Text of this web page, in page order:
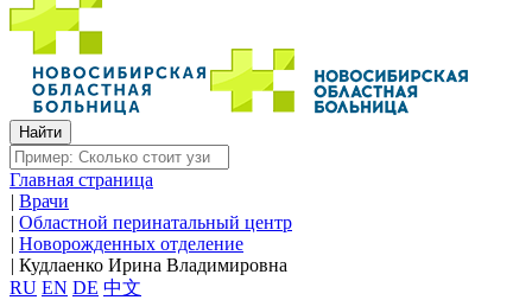
Главная страница
| Врачи
| Областной перинатальный центр
| Новорожденных отделение
| Кудлаенко Ирина Владимировна
RU EN DE 中文